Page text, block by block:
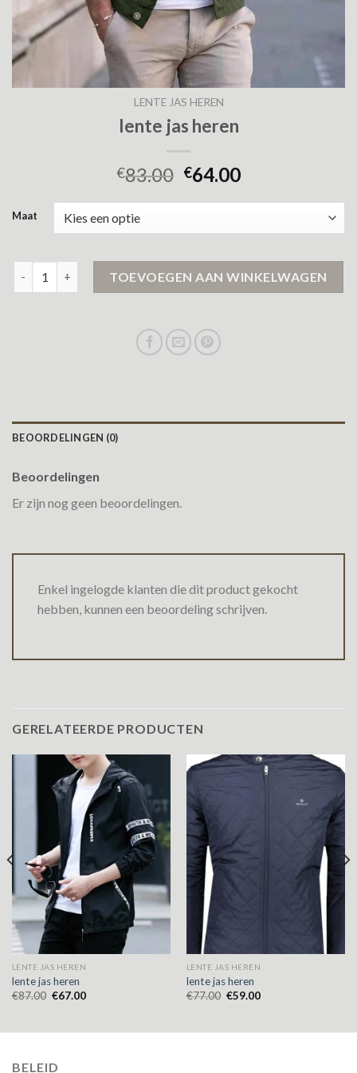
LENTE JAS HEREN
lente jas heren
€83.00 €64.00
Maat
TOEVOEGEN AAN WINKELWAGEN
BEOORDELINGEN (0)
Beoordelingen
Er zijn nog geen beoordelingen.
Enkel ingelogde klanten die dit product gekocht
hebben, kunnen een beoordeling schrijven.
GERELATEERDE PRODUCTEN
LENTE JAS HEREN
lente jas heren
€87.00 €67.00
LENTE JAS HEREN
lente jas heren
€77.00 €59.00
BELEID